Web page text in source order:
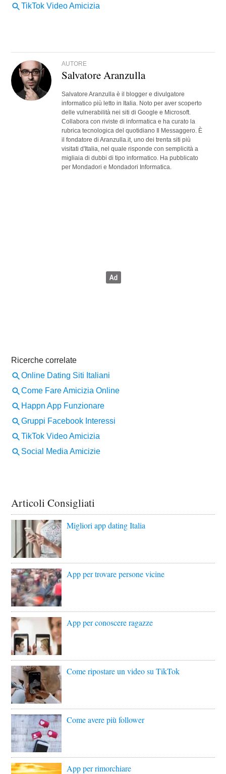
AUTORE
Salvatore Aranzulla
Salvatore Aranzulla è il blogger e divulgatore
informatico più letto in Italia. Noto per aver scoperto
delle vulnerabilità nei siti di Google e Microsoft.
Collabora con riviste di informatica e ha curato la
rubrica tecnologica del quotidiano Il Messaggero. È
il fondatore di Aranzulla.it, uno dei trenta siti più
visitati d'Italia, nel quale risponde con semplicità a
migliaia di dubbi di tipo informatico. Ha pubblicato
per Mondadori e Mondadori Informatica.
Articoli Consigliati
Migliori app dating Italia
App per trovare persone vicine
App per conoscere ragazze
Come ripostare un video su TikTok
Come avere più follower
App per rimorchiare